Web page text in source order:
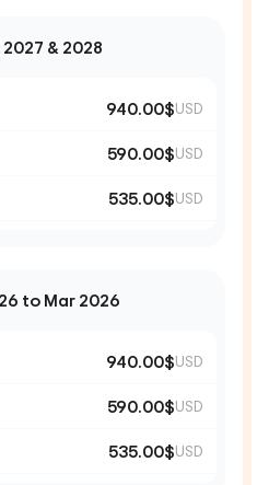
2027 & 2028
940.00$USD
590.00$USD
535.00$USD
to Mar 2026
940.00$USD
590.00$USD
535.00$USD